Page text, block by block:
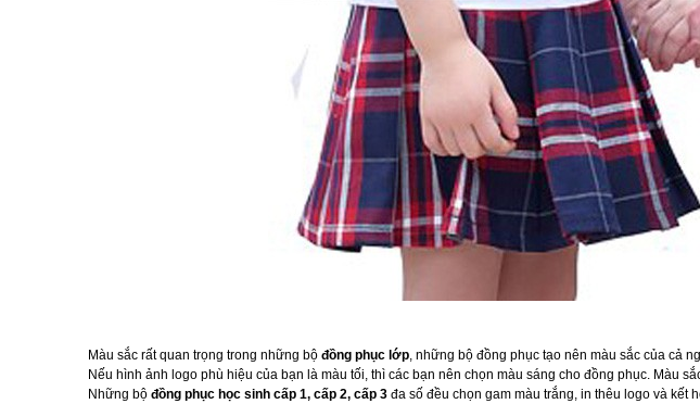
Màu sắc rất quan trọng trong những bộ đồng phục lớp, những bộ đồng phục tạo nên màu sắc của cả
Nếu hình ảnh logo phù hiệu của bạn là màu tối, thì các bạn nên chọn màu sáng cho đồng phục. Màu
Những bộ đồng phục học sinh cấp 1, cấp 2, cấp 3đa số đều chọn gam màu trắng, in thêu logo và kết